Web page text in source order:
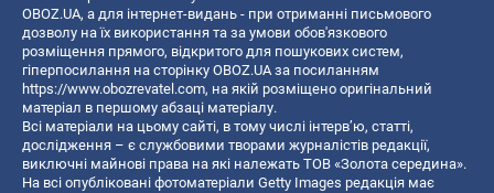
OBOZ.UA, а для інтернет-видань - при отриманні письмового
дозволу на їх використання та за умови обов'язкового
розміщення прямого, відкритого для пошукових систем,
гіперпосилання на сторінку OBOZ.UA за посиланням
https://www.obozrevatel.com, на якій розміщено оригінальний
матеріал в першому абзаці матеріалу.
Всі матеріали на цьому сайті, в тому числі інтерв’ю, статті,
дослідження – є службовими творами журналістів редакції,
виключні майнові права на які належать ТОВ «Золота середина».
На всі опубліковані фотоматеріали Getty Images редакція має